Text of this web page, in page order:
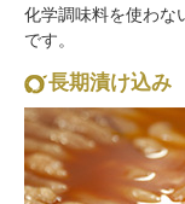
化学調味料を使わな
です。
長期漬け込み